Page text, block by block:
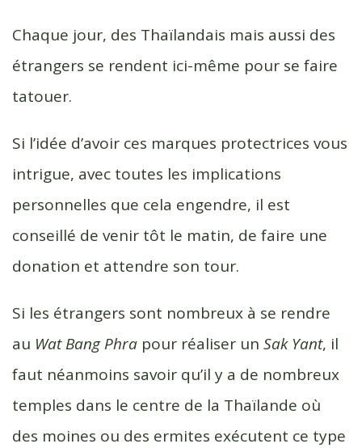
Chaque jour, des Thaïlandais mais aussi des
étrangers se rendent ici-même pour se faire
tatouer.
Si l’idée d’avoir ces marques protectrices vous
intrigue, avec toutes les implications
personnelles que cela engendre, il est
conseillé de venir tôt le matin, de faire une
donation et attendre son tour.
Si les étrangers sont nombreux à se rendre
au Wat Bang Phra pour réaliser un Sak Yant, il
faut néanmoins savoir qu’il y a de nombreux
temples dans le centre de la Thaïlande où
des moines ou des ermites exécutent ce type